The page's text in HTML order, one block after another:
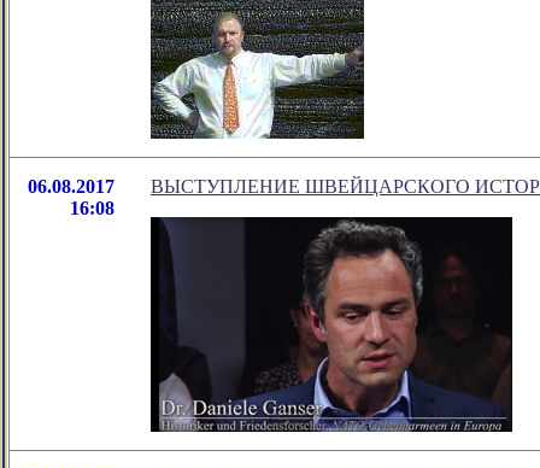
06.08.2017
16:08
ВЫСТУПЛЕНИЕ ШВЕЙЦАРСКОГО